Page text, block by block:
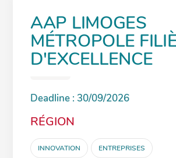
AAP LIMOGES
MÉTROPOLE
D'EXCELLENCE
Deadline : 30/09/2026
RÉGION
INNOVATION ENTREPRISES